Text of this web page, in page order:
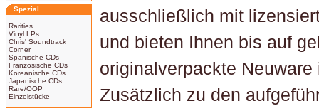
Spezial
Rarities
Vinyl LPs
Chris' Soundtrack
Corner
Spanische CDs
Französische CDs
Koreanische CDs
Japanische CDs
Rare/OOP
Einzelstücke
ausschließlich mit
und bieten Ihnen bis auf
originalverpackte
Zusätzlich zu den